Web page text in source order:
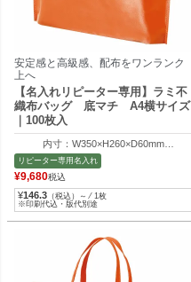
安定感と高級感、配布をワンランク
上へ
【名入れリピーター専用】ラミ不
織布バッグ 底マチ A4横サイズ
｜100枚入
内寸：W350×H260×D60mm
外寸：W410×H260×D60mm
リピーター専用名入れ
¥9,680税込
¥146.3 （税込）～ ⁄ 1枚
※印刷代込・版代別途